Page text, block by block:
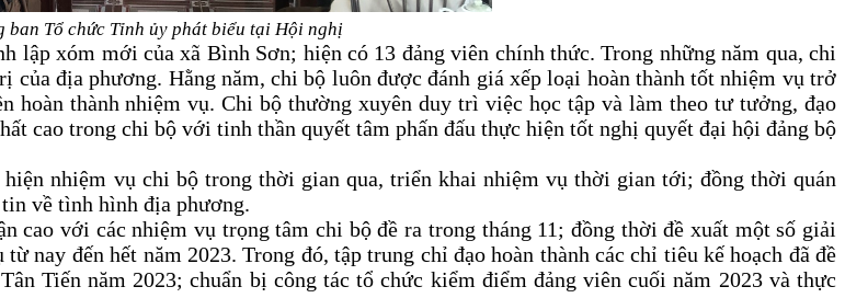
ban Tổ chức Tỉnh ủy phát biểu tại Hội nghị
lập xóm mới của xã Bình Sơn; hiện có 13 đảng viên chính thức. Trong những năm qua, chi
của địa phương. Hằng năm, chi bộ luôn được đánh giá xếp loại hoàn thành tốt nhiệm vụ trở
hoàn thành nhiệm vụ. Chi bộ thường xuyên duy trì việc học tập và làm theo tư tưởng, đạo
cao trong chi bộ với tinh thần quyết tâm phấn đấu thực hiện tốt nghị quyết đại hội đảng bộ
nhiệm vụ chi bộ trong thời gian qua, triển khai nhiệm vụ thời gian tới; đồng thời quán
về tình hình địa phương.
cao với các nhiệm vụ trọng tâm chi bộ đề ra trong tháng 11; đồng thời đề xuất một số giải
nay đến hết năm 2023. Trong đó, tập trung chỉ đạo hoàn thành các chỉ tiêu kế hoạch đã đề
Tiến năm 2023; chuẩn bị công tác tổ chức kiểm điểm đảng viên cuối năm 2023 và thực